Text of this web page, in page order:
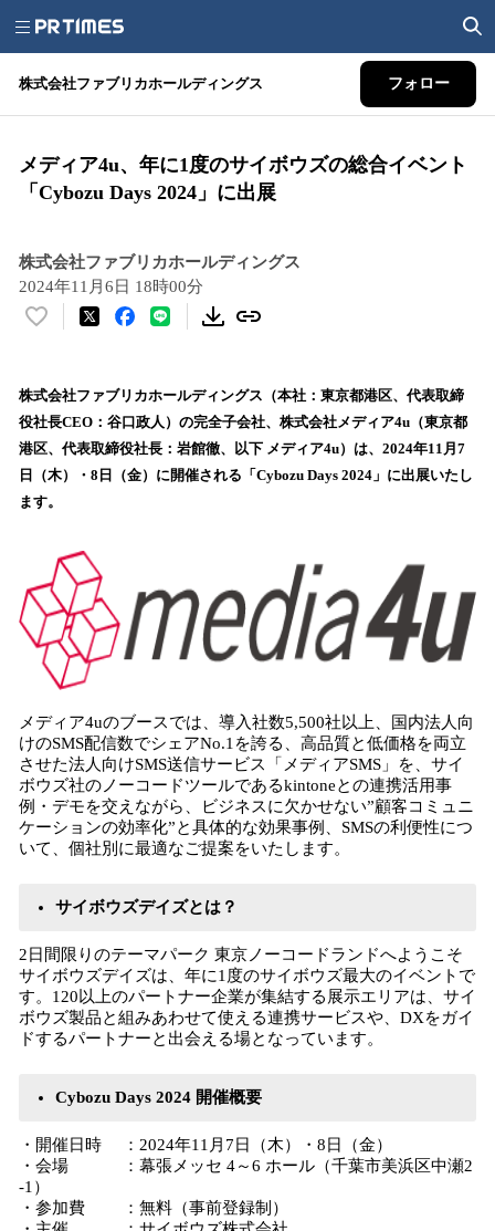
株式会社ファブリカホールディングス フォロー
メディア4u、年に1度のサイボウズの総合イベント
「Cybozu Days 2024」に出展
株式会社ファブリカホールディングス
2024年11月6日 18時00分
い
！
数
を
読
み
込
で
す
株式会社ファブリカホールディングス（本社：東京都港区、代表取締
役社長CEO：谷口政人）の完全子会社、株式会社メディア4u（東京都
港区、代表取締役社長：岩館徹、以下 メディア4u）は、2024年11月7
日（木）・8日（金）に開催される「Cybozu Days 2024」に出展いたし
ます。
メディア4uのブースでは、導入社数5,500社以上、国内法人向
けのSMS配信数でシェアNo.1を誇る、高品質と低価格を両立
させた法人向けSMS送信サービス「メディアSMS」を、サイ
ボウズ社のノーコードツールであるkintoneとの連携活用事
例・デモを交えながら、ビジネスに欠かせない”顧客コミュニ
ケーションの効率化”と具体的な効果事例、SMSの利便性につ
いて、個社別に最適なご提案をいたします。
サイボウズデイズとは？
2日間限りのテーマパーク 東京ノーコードランドへようこそ
サイボウズデイズは、年に1度のサイボウズ最大のイベントで
す。120以上のパートナー企業が集結する展示エリアは、サイ
ボウズ製品と組みあわせて使える連携サービスや、DXをガイ
ドするパートナーと出会える場となっています。
Cybozu Days 2024 開催概要
・開催日時 ：2024年11月7日（木）・8日（金）
・会場 ：幕張メッセ 4～6 ホール（千葉市美浜区中瀬2
-1）
・参加費 ：無料（事前登録制）